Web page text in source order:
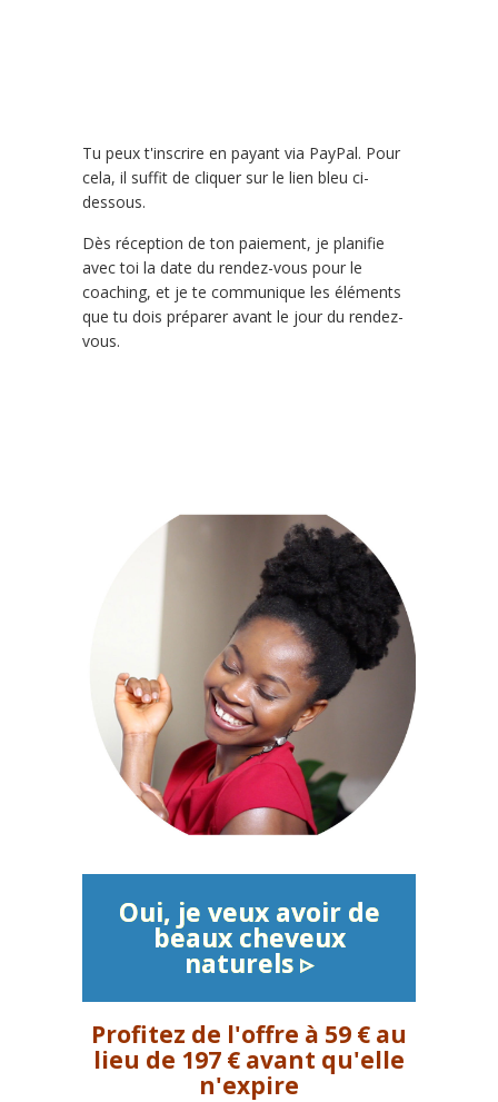
Tu peux t'inscrire en payant via PayPal. Pour
cela, il suffit de cliquer sur le lien bleu ci-
dessous.
Dès réception de ton paiement, je planifie
avec toi la date du rendez-vous pour le
coaching, et je te communique les éléments
que tu dois préparer avant le jour du rendez-
vous.
Oui, je veux avoir de
beaux cheveux
naturels ▹
Profitez de l'offre à 59 € au
lieu de 197 € avant qu'elle
n'expire